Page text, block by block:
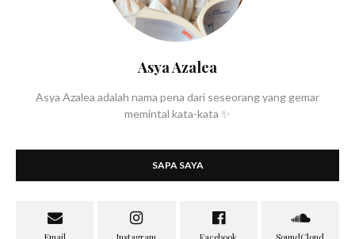
Asya Azalea
Asya Azalea adalah nama pena dari seseorang yang gemar
memintal kata-kata ✨
SAPA SAYA